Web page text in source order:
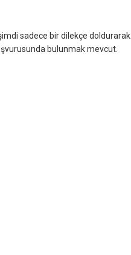
sadece bir dilekçe doldurarak
bulunmak mevcut.